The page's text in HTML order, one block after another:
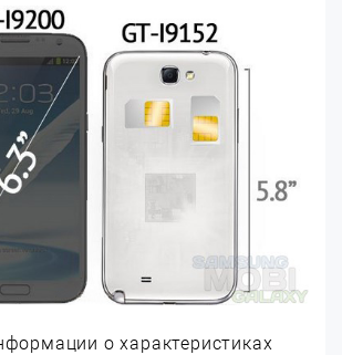
о характеристиках